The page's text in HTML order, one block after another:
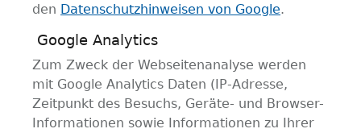
den Datenschutzhinweisen von Google.
Google Analytics
Zum Zweck der Webseitenanalyse werden
mit Google Analytics Daten (IP-Adresse,
Zeitpunkt des Besuchs, Geräte- und Browser-
Informationen sowie Informationen zu Ihrer